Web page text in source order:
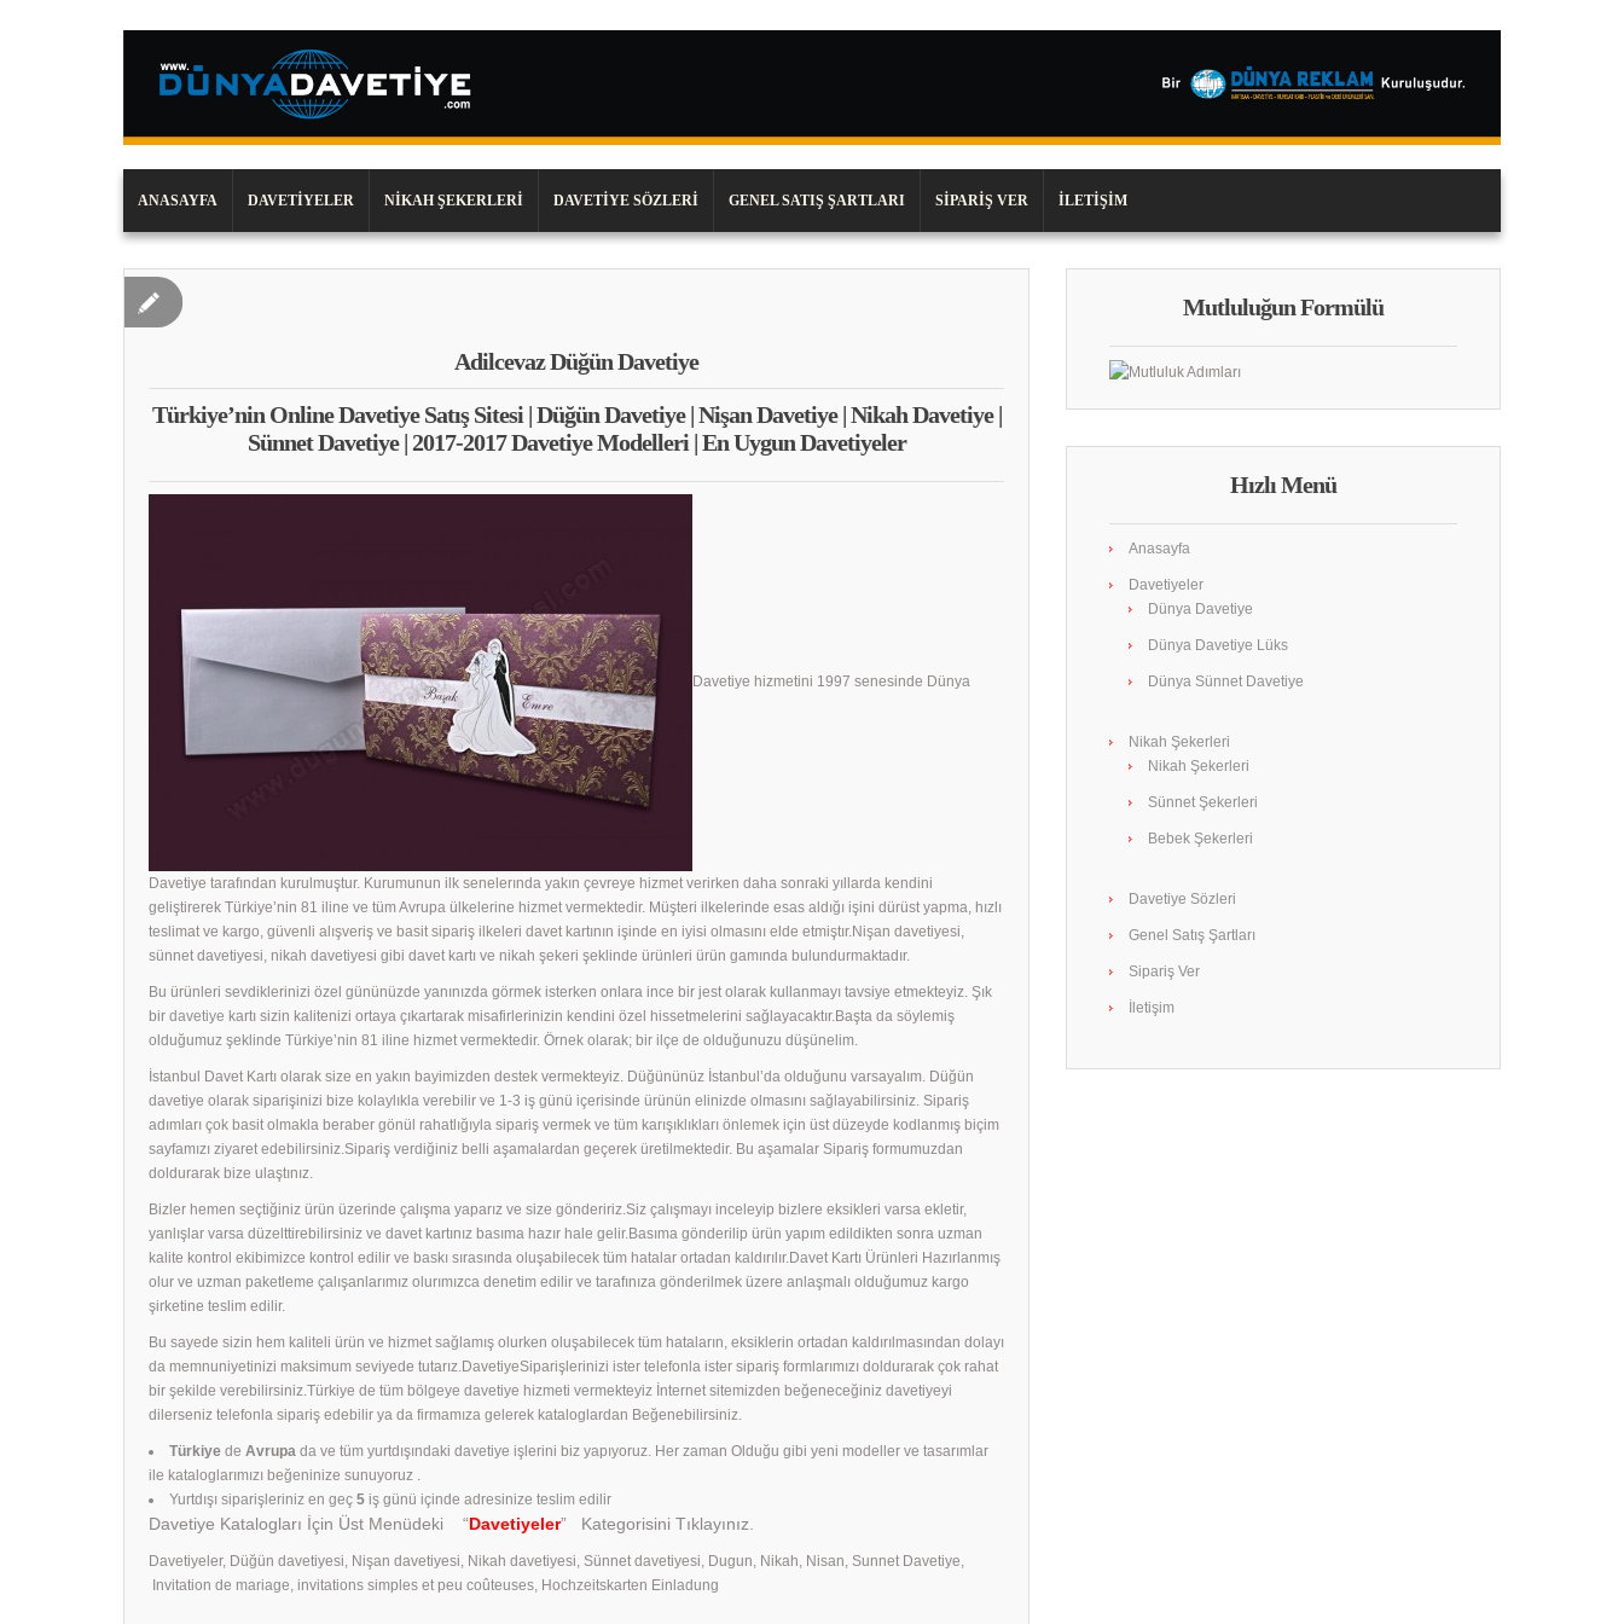
ANASAYFA DAVETIYELER NIKAH ŞEKERLERI DAVETIYE SÖZLERI GENEL SATIŞ ŞARTLARI SIPARIŞ VER İLETIŞIM
Adilcevaz Düğün Davetiye
Türkiye’nin Online Davetiye Satış Sitesi | Düğün Davetiye | Nişan Davetiye | Nikah Davetiye |
Sünnet Davetiye | 2017-2017 Davetiye Modelleri | En Uygun Davetiyeler
Davetiye hizmetini 1997 senesinde Dünya
Davetiye tarafından kurulmuştur. Kurumunun ilk senelerında yakın çevreye hizmet verirken daha sonraki yıllarda kendini
geliştirerek Türkiye’nin 81 iline ve tüm Avrupa ülkelerine hizmet vermektedir. Müşteri ilkelerinde esas aldığı işini dürüst yapma, hızlı
teslimat ve kargo, güvenli alışveriş ve basit sipariş ilkeleri davet kartının işinde en iyisi olmasını elde etmiştır.Nişan davetiyesi,
sünnet davetiyesi, nikah davetiyesi gibi davet kartı ve nikah şekeri şeklinde ürünleri ürün gamında bulundurmaktadır.
Bu ürünleri sevdiklerinizi özel gününüzde yanınızda görmek isterken onlara ince bir jest olarak kullanmayı tavsiye etmekteyiz. Şık
bir davetiye kartı sizin kalitenizi ortaya çıkartarak misafirlerinizin kendini özel hissetmelerini sağlayacaktır.Başta da söylemiş
olduğumuz şeklinde Türkiye’nin 81 iline hizmet vermektedir. Örnek olarak; bir ilçe de olduğunuzu düşünelim.
İstanbul Davet Kartı olarak size en yakın bayimizden destek vermekteyiz. Düğününüz İstanbul’da olduğunu varsayalım. Düğün
davetiye olarak siparişinizi bize kolaylıkla verebilir ve 1-3 iş günü içerisinde ürünün elinizde olmasını sağlayabilirsiniz. Sipariş
adımları çok basit olmakla beraber gönül rahatlığıyla sipariş vermek ve tüm karışıklıkları önlemek için üst düzeyde kodlanmış biçim
sayfamızı ziyaret edebilirsiniz.Sipariş verdiğiniz belli aşamalardan geçerek üretilmektedir. Bu aşamalar Sipariş formumuzdan
doldurarak bize ulaştınız.
Bizler hemen seçtiğiniz ürün üzerinde çalışma yaparız ve size göndeririz.Siz çalışmayı inceleyip bizlere eksikleri varsa ekletir,
yanlışlar varsa düzelttirebilirsiniz ve davet kartınız basıma hazır hale gelir.Basıma gönderilip ürün yapım edildikten sonra uzman
kalite kontrol ekibimizce kontrol edilir ve baskı sırasında oluşabilecek tüm hatalar ortadan kaldırılır.Davet Kartı Ürünleri Hazırlanmış
olur ve uzman paketleme çalışanlarımız olurımızca denetim edilir ve tarafınıza gönderilmek üzere anlaşmalı olduğumuz kargo
şirketine teslim edilir.
Bu sayede sizin hem kaliteli ürün ve hizmet sağlamış olurken oluşabilecek tüm hataların, eksiklerin ortadan kaldırılmasından dolayı
da memnuniyetinizi maksimum seviyede tutarız.DavetiyeSiparişlerinizi ister telefonla ister sipariş formlarımızı doldurarak çok rahat
bir şekilde verebilirsiniz.Türkiye de tüm bölgeye davetiye hizmeti vermekteyiz İnternet sitemizden beğeneceğiniz davetiyeyi
dilerseniz telefonla sipariş edebilir ya da firmamıza gelerek kataloglardan Beğenebilirsiniz.
Türkiye de Avrupa da ve tüm yurtdışındaki davetiye işlerini biz yapıyoruz. Her zaman Olduğu gibi yeni modeller ve tasarımlar
ile kataloglarımızı beğeninize sunuyoruz .
Yurtdışı siparişleriniz en geç 5 iş günü içinde adresinize teslim edilir
Davetiye Katalogları İçin Üst Menüdeki “Davetiyeler” Kategorisini Tıklayınız.
Davetiyeler, Düğün davetiyesi, Nişan davetiyesi, Nikah davetiyesi, Sünnet davetiyesi, Dugun, Nikah, Nisan, Sunnet Davetiye,
Invitation de mariage, invitations simples et peu coûteuses, Hochzeitskarten Einladung
Mutluluğun Formülü
Hızlı Menü
Anasayfa
Davetiyeler
Dünya Davetiye
Dünya Davetiye Lüks
Dünya Sünnet Davetiye
Nikah Şekerleri
Nikah Şekerleri
Sünnet Şekerleri
Bebek Şekerleri
Davetiye Sözleri
Genel Satış Şartları
Sipariş Ver
İletişim